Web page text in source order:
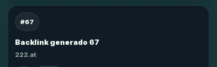
#67
Backlink generado 67
222.at